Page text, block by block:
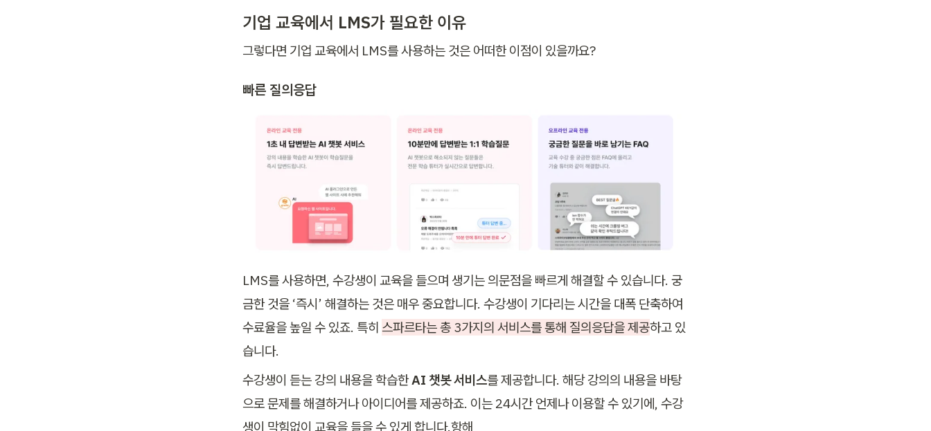
기업 교육에서 LMS가 필요한 이유
그렇다면 기업 교육에서 LMS를 사용하는 것은 어떠한 이점이 있을까요?
빠른 질의응답
LMS를 사용하면, 수강생이 교육을 들으며 생기는 의문점을 빠르게 해결할 수 있습니다. 궁
금한 것을 ‘즉시’ 해결하는 것은 매우 중요합니다. 수강생이 기다리는 시간을 대폭 단축하여
수료율을 높일 수 있죠. 특히 스파르타는 총 3가지의 서비스를 통해 질의응답을 제공하고 있
습니다.
수강생이 듣는 강의 내용을 학습한 AI 챗봇 서비스를 제공합니다. 해당 강의의 내용을 바탕
으로 문제를 해결하거나 아이디어를 제공하죠. 이는 24시간 언제나 이용할 수 있기에, 수강
생이 막힘없이 교육을 들을 수 있게 합니다.항해